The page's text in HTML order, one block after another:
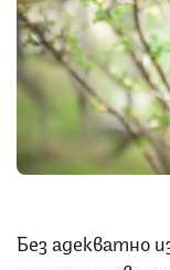
Без адекватно